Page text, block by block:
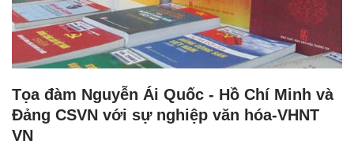
Tọa đàm Nguyễn Ái Quốc - Hồ Chí Minh và
Đảng CSVN với sự nghiệp văn hóa-VHNT
VN